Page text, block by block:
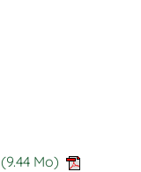
(9.44 Mo)